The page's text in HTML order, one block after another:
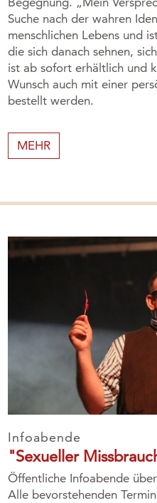
Suche nach der wahren
menschlichen Lebens und
die sich danach sehnen,
ist ab sofort erhältlich und
Wunsch auch mit einer
bestellt werden.
MEHR
Infoabende
"Sexueller
Öffentliche Infoabende
Alle bevorstehenden